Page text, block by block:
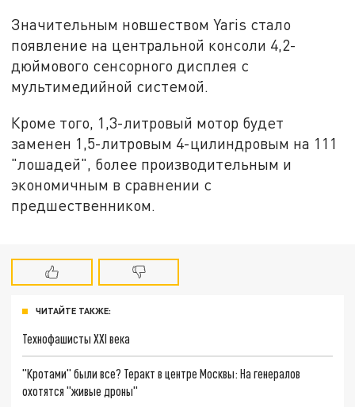
Значительным новшеством Yaris стало
появление на центральной консоли 4,2-
дюймового сенсорного дисплея с
мультимедийной системой.
Кроме того, 1,3-литровый мотор будет
заменен 1,5-литровым 4-цилиндровым на 111
"лошадей", более производительным и
экономичным в сравнении с
предшественником.
ЧИТАЙТЕ ТАКЖЕ:
Технофашисты XXI века
"Кротами" были все? Теракт в центре Москвы: На генералов
охотятся "живые дроны"